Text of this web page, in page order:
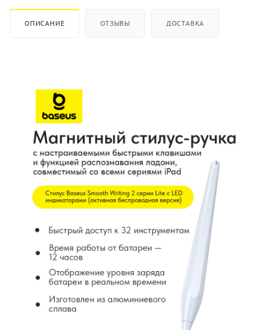
ОПИСАНИЕ ОТЗЫВЫ ДОСТАВКА